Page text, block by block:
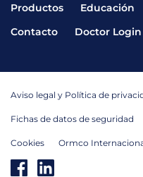
Productos Educación
Contacto
Doctor Login
Aviso legal y Política de
Fichas de datos de seguridad
Cookies Ormco